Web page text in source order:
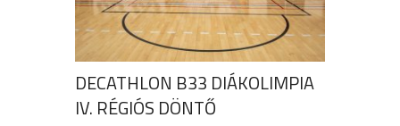
DECATHLON B33 DIÁKOLIMPIA
IV. RÉGIÓS DÖNTŐ